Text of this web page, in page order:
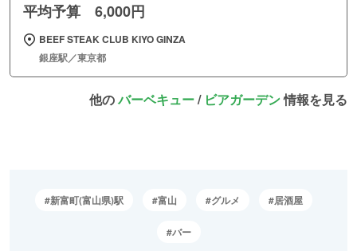
平均予算 6,000円
BEEF STEAK CLUB KIYO GINZA
銀座駅／東京都
他のバーベキュー/ ビアガーデン情報を見る
新富町(富山県)駅 富山 グルメ 居酒屋
バー